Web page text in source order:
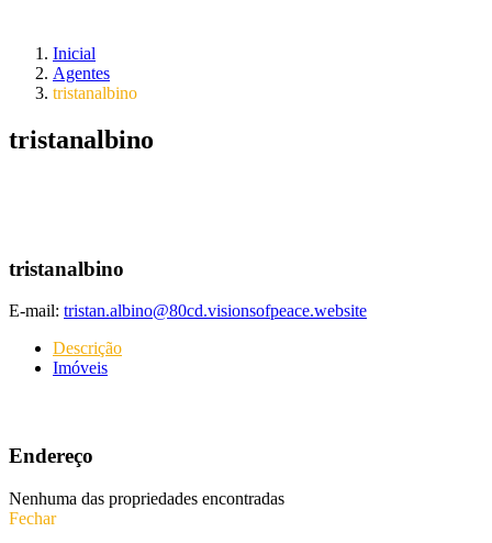
Inicial
Agentes
tristanalbino
tristanalbino
tristanalbino
E-mail: tristan.albino@80cd.visionsofpeace.website
Descrição
Imóveis
Endereço
Nenhuma das propriedades encontradas
Fechar